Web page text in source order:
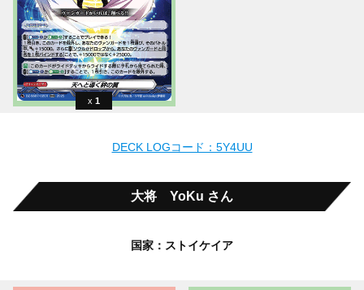
1
DECK LOGコード：5Y4UU
大将 YoKu さん
国家：ストイケイア